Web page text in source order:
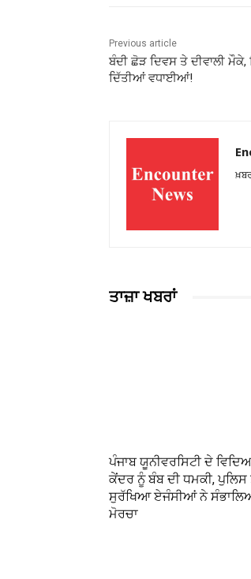
Previous article
ਬੰਦੀ ਛੋੜ ਦਿਵਸ ਤੇ ਦੀਵਾਲੀ
ਦਿੱਤੀਆਂ ਵਧਾਈਆਂ!
ਤਾਜ਼ਾ ਖਬਰਾਂ
ਪੰਜਾਬ ਯੂਨੀਵਰਸਿਟੀ ਦੇ
ਕੇਂਦਰ ਨੂੰ ਬੰਬ ਦੀ ਧਮਕੀ, ਪੁਲਿਸ
ਸੁਰੱਖਿਆ ਏਜੰਸੀਆਂ ਨੇ
ਮੋਰਚਾ